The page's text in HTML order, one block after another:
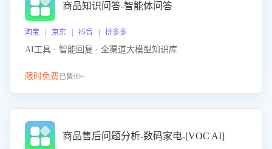
商品知识问答-智能体问答
淘宝 | 京东 | 抖音 | 拼多多
AI工具 · 智能回复 · 全渠道大模型知识库
限时免费已售99+
商品售后问题分析-数码家电-[VOC AI]